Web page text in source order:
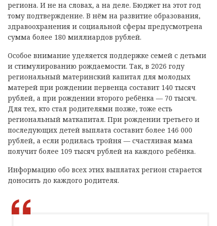
региона. И не на словах, а на деле. Бюджет на этот год
тому подтверждение. В нём на развитие образования,
здравоохранения и социальной сферы предусмотрена
сумма более 180 миллиардов рублей.
Особое внимание уделяется поддержке семей с детьми
и стимулированию рождаемости. Так, в 2026 году
региональный материнский капитал для молодых
матерей при рождении первенца составит 140 тысяч
рублей, а при рождении второго ребёнка — 70 тысяч.
Для тех, кто стал родителями позже, тоже есть
региональный маткапитал. При рождении третьего и
последующих детей выплата составит более 146 000
рублей, а если родилась тройня — счастливая мама
получит более 109 тысяч рублей на каждого ребёнка.
Информацию обо всех этих выплатах регион старается
доносить до каждого родителя.